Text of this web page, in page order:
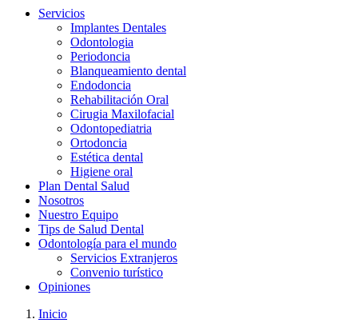
Servicios
Implantes Dentales
Odontologia
Periodoncia
Blanqueamiento dental
Endodoncia
Rehabilitación Oral
Cirugia Maxilofacial
Odontopediatria
Ortodoncia
Estética dental
Higiene oral
Plan Dental Salud
Nosotros
Nuestro Equipo
Tips de Salud Dental
Odontología para el mundo
Servicios Extranjeros
Convenio turístico
Opiniones
Inicio